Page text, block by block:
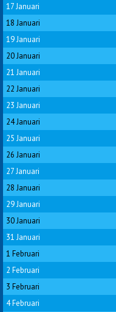
17 Januari
18 Januari
19 Januari
20 Januari
21 Januari
22 Januari
23 Januari
24 Januari
25 Januari
26 Januari
27 Januari
28 Januari
29 Januari
30 Januari
31 Januari
1 Februari
2 Februari
3 Februari
4 Februari